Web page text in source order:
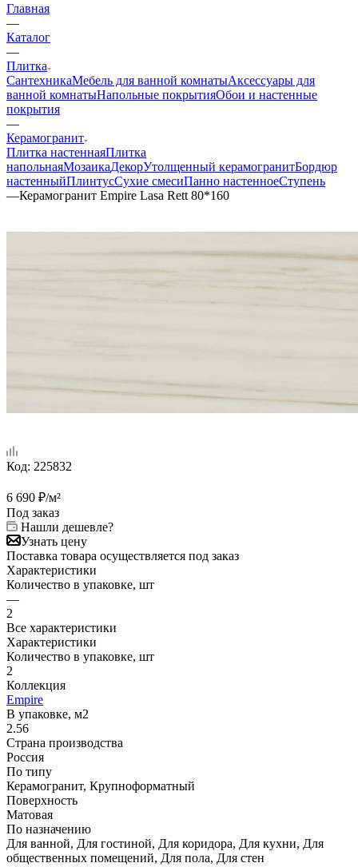
Главная
—
Каталог
—
Плитка
СантехникаМебель для ванной комнатыАксессуары для
ванной комнатыНапольные покрытияОбои и настенные
покрытия
—
Керамогранит
Плитка настеннаяПлитка
напольнаяМозаикаДекорУтолщенный керамогранитБордюр
настенныйПлинтусСухие смесиПанно настенноеСтупень
—Керамогранит Empire Lasa Rett 80*160
Код: 225832
6 690 ₽/м²
Под заказ
Нашли дешевле?
Узнать цену
Поставка товара осуществляется под заказ
Характеристики
Количество в упаковке, шт
—
2
Все характеристики
Характеристики
Количество в упаковке, шт
2
Коллекция
Empire
В упаковке, м2
2.56
Страна производства
Россия
По типу
Керамогранит, Крупноформатный
Поверхность
Матовая
По назначению
Для ванной, Для гостиной, Для коридора, Для кухни, Для
общественных помещений, Для пола, Для стен